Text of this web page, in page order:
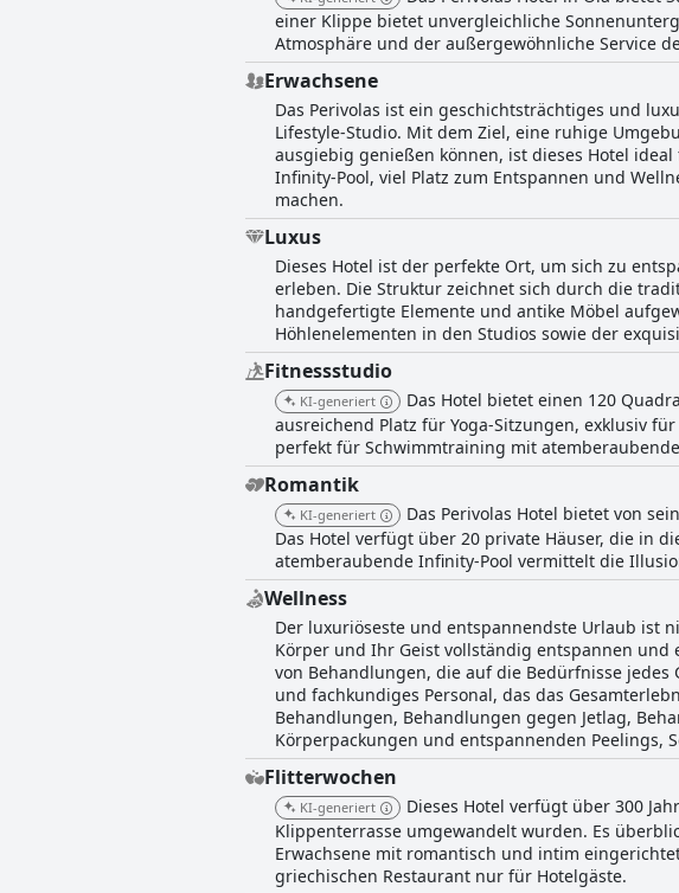
einer Klippe bietet unvergleichliche
Atmosphäre und der außergewöhnliche Service
Erwachsene
Das Perivolas ist ein geschichtsträchtiges und
Lifestyle-Studio. Mit dem Ziel, eine ruhige
ausgiebig genießen können, ist dieses Hotel
Infinity-Pool, viel Platz zum Entspannen und
machen.
Luxus
Dieses Hotel ist der perfekte Ort, um sich zu
erleben. Die Struktur zeichnet sich durch die
handgefertigte Elemente und antike Möbel
Höhlenelementen in den Studios sowie der
Fitnessstudio
KI-generiert
Das Hotel bietet einen 120
ausreichend Platz für Yoga-Sitzungen, exklusiv
perfekt für Schwimmtraining mit
Romantik
KI-generiert
Das Perivolas Hotel bietet von
Das Hotel verfügt über 20 private Häuser, die in
atemberaubende Infinity-Pool vermittelt die
Wellness
Der luxuriöseste und entspannendste Urlaub ist
Körper und Ihr Geist vollständig entspannen und
von Behandlungen, die auf die Bedürfnisse
und fachkundiges Personal, das das
Behandlungen, Behandlungen gegen Jetlag,
Körperpackungen und entspannenden Peelings,
Flitterwochen
KI-generiert
Dieses Hotel verfügt über 300
Klippenterrasse umgewandelt wurden. Es
Erwachsene mit romantisch und intim
griechischen Restaurant nur für Hotelgäste.